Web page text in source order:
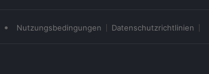
• Nutzungsbedingungen Datenschutzrichtlinien